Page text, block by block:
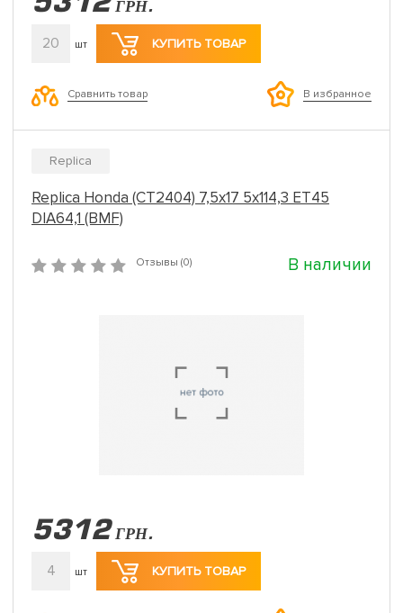
ГРН.
20 шт КУПИТЬ ТОВАР
Сравнить товар В избранное
Replica
Replica Honda (CT2404) 7,5x17 5x114,3 ET45
DIA64,1 (BMF)
Отзывы (0) В наличии
5312 ГРН.
4 шт КУПИТЬ ТОВАР